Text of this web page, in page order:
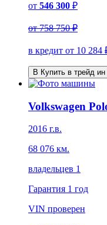
от 546 300 ₽
от758 750 ₽
в кредит от 10 284
В Купить в трейд ин
Volkswagen
2016 г.в.
68 076 км.
владельцев 1
Гарантия 1 год
VIN проверен